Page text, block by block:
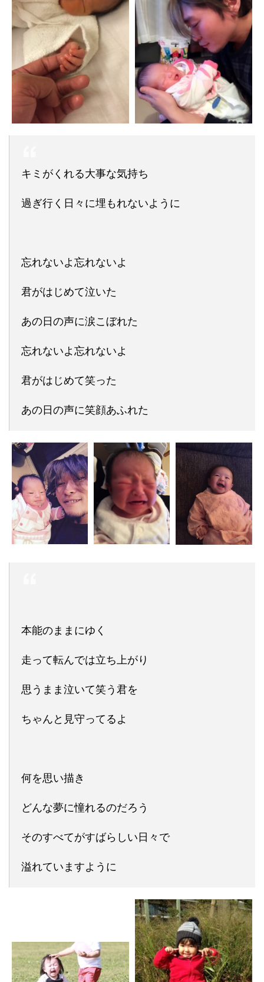
キミがくれる大事な気持ち
過ぎ行く日々に埋もれないように
忘れないよ忘れないよ
君がはじめて泣いた
あの日の声に涙こぼれた
忘れないよ忘れないよ
君がはじめて笑った
あの日の声に笑顔あふれた
本能のままにゆく
走って転んでは立ち上がり
思うまま泣いて笑う君を
ちゃんと見守ってるよ
何を思い描き
どんな夢に憧れるのだろう
そのすべてがすばらしい日々で
溢れていますように